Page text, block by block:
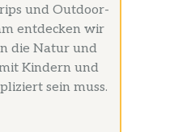
und Outdoor-
entdecken wir
die Natur und
Kindern und
sein muss.